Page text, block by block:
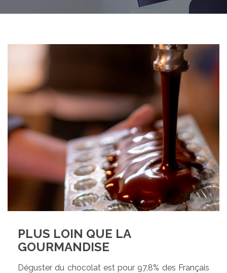
PLUS LOIN QUE LA
GOURMANDISE
Déguster du chocolat est pour 97,8% des Français